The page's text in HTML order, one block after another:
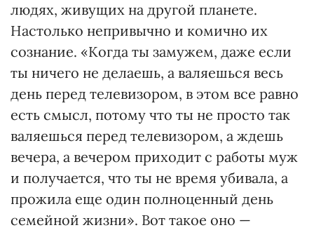
людях, живущих на другой планете.
Настолько непривычно и комично их
сознание. «Когда ты замужем, даже если
ты ничего не делаешь, а валяешься весь
день перед телевизором, в этом все равно
есть смысл, потому что ты не просто так
валяешься перед телевизором, а ждешь
вечера, а вечером приходит с работы муж
и получается, что ты не время убивала, а
прожила еще один полноценный день
семейной жизни». Вот такое оно —